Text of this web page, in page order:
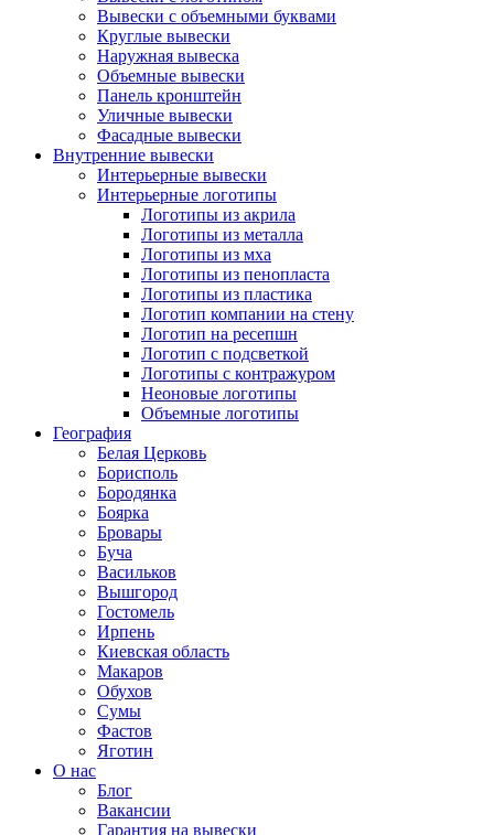
Вывески с объемными буквами
Круглые вывески
Наружная вывеска
Объемные вывески
Панель кронштейн
Уличные вывески
Фасадные вывески
Внутренние вывески
Интерьерные вывески
Интерьерные логотипы
Логотипы из акрила
Логотипы из металла
Логотипы из мха
Логотипы из пенопласта
Логотипы из пластика
Логотип компании на стену
Логотип на ресепшн
Логотип с подсветкой
Логотипы с контражуром
Неоновые логотипы
Объемные логотипы
География
Белая Церковь
Борисполь
Бородянка
Боярка
Бровары
Буча
Васильков
Вышгород
Гостомель
Ирпень
Киевская область
Макаров
Обухов
Сумы
Фастов
Яготин
О нас
Блог
Вакансии
Гарантия на вывески